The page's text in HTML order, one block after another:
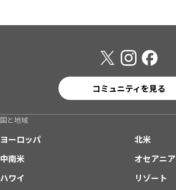
コミュニティを見る
国と地域
ヨーロッパ
北米
中南米
オセアニア
ハワイ
リゾート